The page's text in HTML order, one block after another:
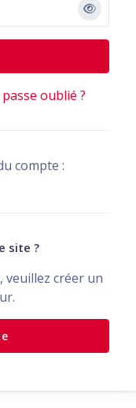
oublié ?
compte :
site ?
veuillez créer un